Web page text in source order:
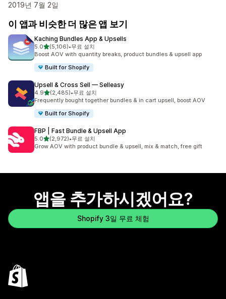
2019년 7월 2일
이 앱과 비슷한 더 많은 앱 보기
Kaching Bundles App & Upsells
5.0별 5개 중
(5,106)
총 리뷰 5106개
•무료 설치
Boost AOV with quantity breaks, product bundles & upsell app
Built for Shopify
Upsell & Cross Sell — Selleasy
4.9별 5개 중
(2,485)
총 리뷰 2485개
•무료 설치
Frequently bought together bundles & in cart upsell, boost AOV
Built for Shopify
FBP | Fast Bundle & Upsell App
5.0별 5개 중
(2,972)
총 리뷰 2972개
•무료 설치
Grow AOV with product bundle & upsell, mix & match, free gift
앱을 추가하시겠어요?
Shopify 3일 무료 체험